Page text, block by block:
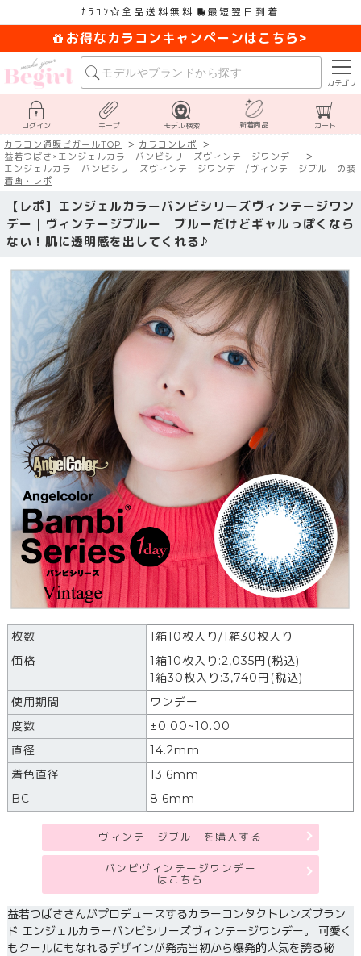
ｶﾗｺﾝ 全品送料無料 最短翌日到着
お得なカラコンキャンペーンはこちら>
カテゴリ
ログイン キープ モデル検索 新着商品 カート
カラコン通販ビガールTOP
カラコンレポ
益若つばさ×エンジェルカラーバンビシリーズヴィンテージワンデー
エンジェルカラーバンビシリーズヴィンテージワンデー/ヴィンテージブルーの装
着画・レポ
【レポ】エンジェルカラーバンビシリーズヴィンテージワン
デー｜ヴィンテージブルー ブルーだけどギャルっぽくなら
ない！肌に透明感を出してくれる♪
枚数
1箱10枚入り/1箱30枚入り
価格
1箱10枚入り:2,035円 (税込)
1箱30枚入り:3,740円(税込)
使用期間
ワンデー
度数
±0.00~10.00
直径
14.2mm
着色直径
13.6mm
BC
8.6mm
ヴィンテージブルーを購入する
バンビヴィンテージワンデー
はこちら
益若つばささんがプロデュースするカラーコンタクトレンズブラン
ド エンジェルカラーバンビシリーズヴィンテージワンデー。 可愛く
もクールにもなれるデザインが発売当初から爆発的人気を誇る秘